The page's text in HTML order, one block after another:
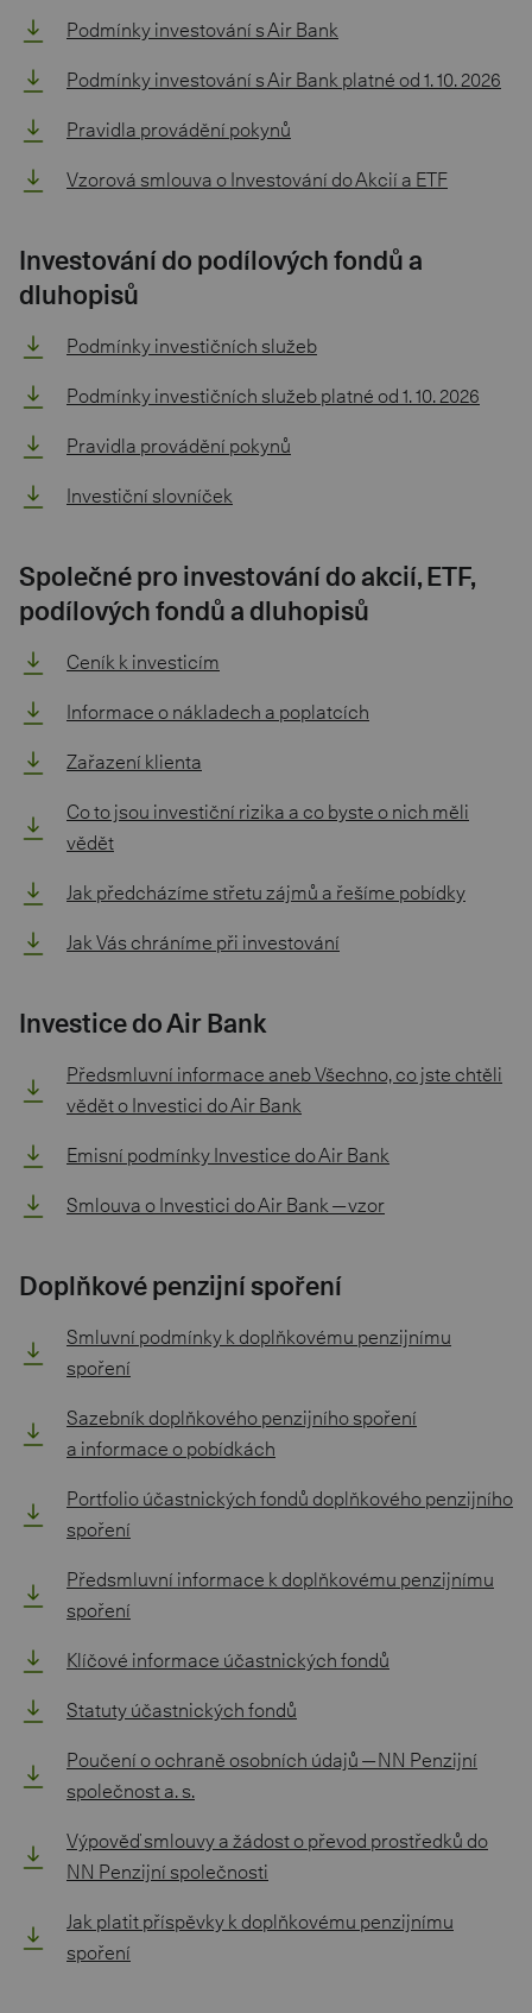
Podmínky investování s Air Bank
Podmínky investování s Air Bank platné od 1. 10. 2026
Pravidla provádění pokynů
Vzorová smlouva o Investování do Akcií a ETF
Investování do podílových fondů a
dluhopisů
Podmínky investičních služeb
Podmínky investičních služeb platné od 1. 10. 2026
Pravidla provádění pokynů
Investiční slovníček
Společné pro investování do akcií, ETF,
podílových fondů a dluhopisů
Ceník k investicím
Informace o nákladech a poplatcích
Zařazení klienta
Co to jsou investiční rizika a co byste o nich měli
vědět
Jak předcházíme střetu zájmů a řešíme pobídky
Jak Vás chráníme při investování
Investice do Air Bank
Předsmluvní informace aneb Všechno, co jste chtěli
vědět o Investici do Air Bank
Emisní podmínky Investice do Air Bank
Smlouva o Investici do Air Bank — vzor
Doplňkové penzijní spoření
Smluvní podmínky k doplňkovému penzijnímu
spoření
Sazebník doplňkového penzijního spoření
a informace o pobídkách
Portfolio účastnických fondů doplňkového penzijního
spoření
Předsmluvní informace k doplňkovému penzijnímu
spoření
Klíčové informace účastnických fondů
Statuty účastnických fondů
Poučení o ochraně osobních údajů — NN Penzijní
společnost a. s.
Výpověď smlouvy a žádost o převod prostředků do
NN Penzijní společnosti
Jak platit příspěvky k doplňkovému penzijnímu
spoření